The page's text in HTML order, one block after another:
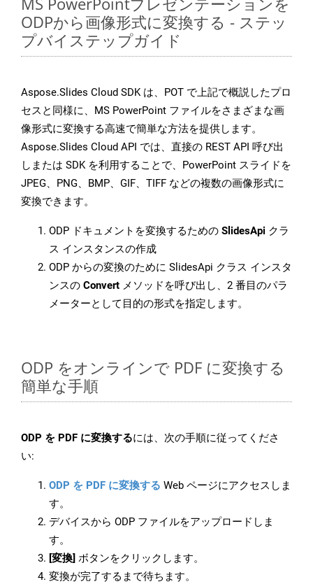
ODPから画像形式に変換する - ステッ
プバイステップガイド
Aspose.Slides Cloud SDK は、POT で上記で概説したプロ
セスと同様に、MS PowerPoint ファイルをさまざまな画
像形式に変換する高速で簡単な方法を提供します。
Aspose.Slides Cloud API では、直接の REST API 呼び出
しまたは SDK を利用することで、PowerPoint スライドを
JPEG、PNG、BMP、GIF、TIFF などの複数の画像形式に
変換できます。
ODP ドキュメントを変換するための SlidesApi クラ
ス インスタンスの作成
ODP からの変換のために SlidesApi クラス インスタ
ンスの Convert メソッドを呼び出し、2 番目のパラ
メーターとして目的の形式を指定します。
ODP をオンラインで PDF に変換する
簡単な手順
ODP を PDF に変換するには、次の手順に従ってくださ
い:
ODP を PDF に変換する Web ページにアクセスしま
す。
デバイスから ODP ファイルをアップロードしま
す。
[変換] ボタンをクリックします。
変換が完了するまで待ちます。